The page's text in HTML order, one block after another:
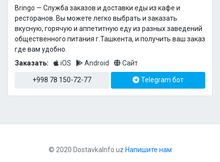
Bringo — Cлужба заказов и доставки еды из кафе и
ресторанов. Вы можете легко выбрать и заказать
вкусную, горячую и аппетитную еду из разных заведений
общественного питания г.Ташкента, и получить ваш заказ
где вам удобно.
Заказать:
iOS Android Сайт
+998 78 150-72-77 Telegram бот
© 2020 DostavkaInfo.uz Напишите нам